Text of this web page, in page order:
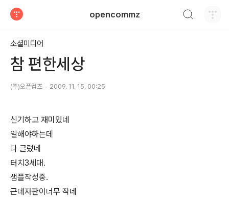
opencommz
소셜미디어
참 편한세상
(주)오픈컴즈 2009. 11. 15. 00:25
신기하고 재미있네
일해야하는데
다 글렀네
터치3세대.
샘플작성중.
근데자판이너무 작네